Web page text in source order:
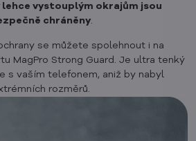
lehce vystouplým okrajům jsou
chráněny.
se můžete spolehnout i na
MagPro Strong Guard. Je ultra tenký
s vaším telefonem, aniž by nabyl
rozměrů.